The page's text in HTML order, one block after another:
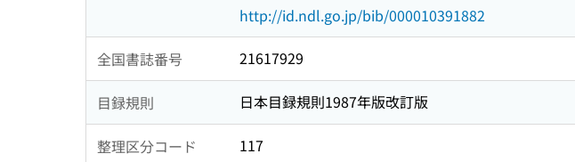
http://id.ndl.go.jp/bib/000010391882
全国書誌番号 21617929
目録規則 日本目録規則1987年版改訂版
整理区分コード 117